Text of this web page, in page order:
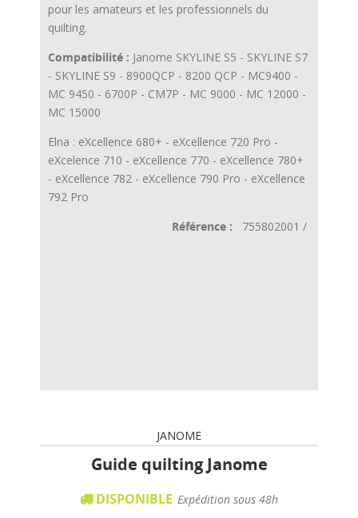
pour les amateurs et les professionnels du
quilting.
Compatibilité : Janome SKYLINE S5 - SKYLINE S7
- SKYLINE S9 - 8900QCP - 8200 QCP - MC9400 -
MC 9450 - 6700P - CM7P - MC 9000 - MC 12000 -
MC 15000
Elna : eXcellence 680+ - eXcellence 720 Pro -
eXcelence 710 - eXcellence 770 - eXcellence 780+
- eXcellence 782 - eXcellence 790 Pro - eXcellence
792 Pro
Référence : 755802001 /
JANOME
Guide quilting Janome
DISPONIBLE Expédition sous 48h